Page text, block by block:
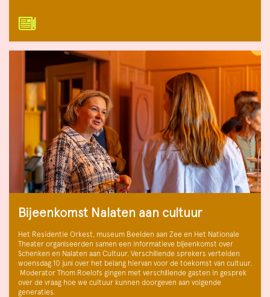
Bijeenkomst Nalaten aan cultuur
Het Residentie Orkest, museum Beelden aan Zee en Het Nationale
Theater organiseerden samen een informatieve bijeenkomst over
Schenken en Nalaten aan Cultuur. Verschillende sprekers vertelden
woensdag 10 juni over het belang hiervan voor de toekomst van cultuur.
Moderator Thom Roelofs gingen met verschillende gasten in gesprek
over de vraag hoe we cultuur kunnen doorgeven aan volgende
generaties.